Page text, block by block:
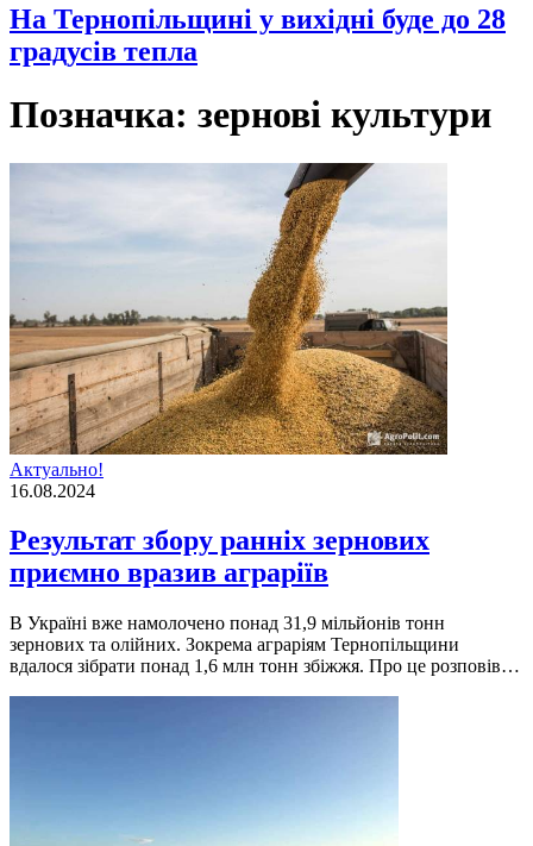
На Тернопільщині у вихідні буде до 28
градусів тепла
Позначка: зернові культури
Актуально!
16.08.2024
Результат збору ранніх зернових
приємно вразив аграріїв
В Україні вже намолочено понад 31,9 мільйонів тонн
зернових та олійних. Зокрема аграріям Тернопільщини
вдалося зібрати понад 1,6 млн тонн збіжжя. Про це розповів…